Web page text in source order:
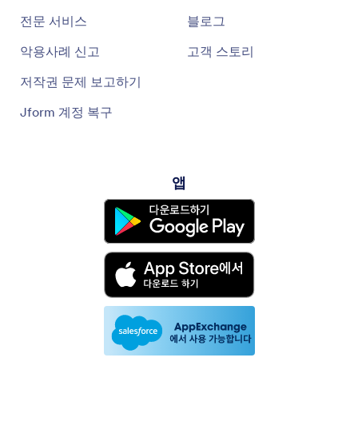
전문 서비스
악용사례 신고
저작권 문제 보고하기
Jform 계정 복구
블로그
고객 스토리
앱